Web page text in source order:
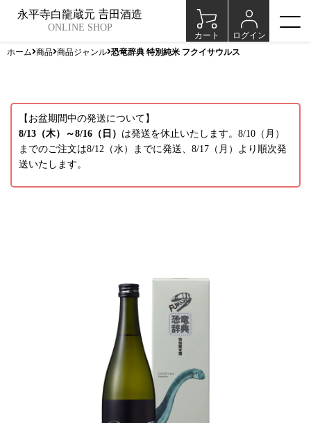
永平寺白龍蔵元 𠮷田酒造
ONLINE SHOP
カート
ログイン
ホーム 商品 商品ジャンル 恐竜辞典 特別純米 フクイサウルス
【お盆期間中の発送について】
8/13（木）～8/16（日） は発送を休止いたします。8/10（月）
までのご注文は8/12（水）までに発送、8/17（月）より順次発
送いたします。